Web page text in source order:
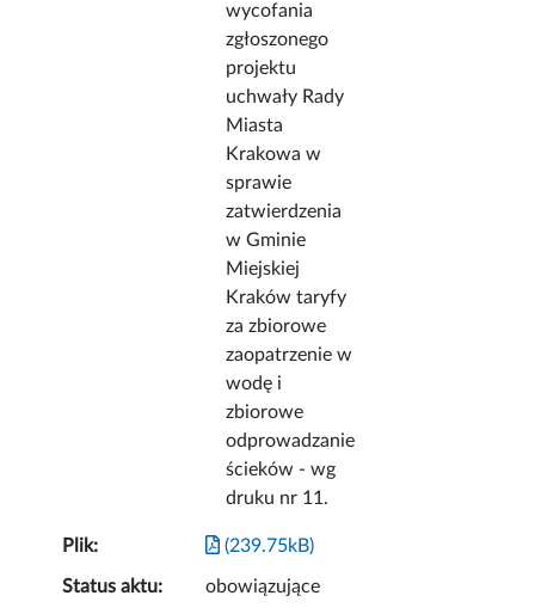
wycofania
zgłoszonego
projektu
uchwały Rady
Miasta
Krakowa w
sprawie
zatwierdzenia
w Gminie
Miejskiej
Kraków taryfy
za zbiorowe
zaopatrzenie w
wodę i
zbiorowe
odprowadzanie
ścieków - wg
druku nr 11.
Plik: (239.75kB)
Status aktu: obowiązujące